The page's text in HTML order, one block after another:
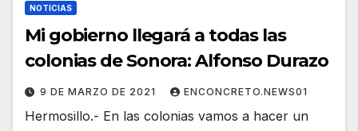
NOTICIAS
Mi gobierno llegará a todas las
colonias de Sonora: Alfonso Durazo
9 DE MARZO DE 2021 ENCONCRETO.NEWS01
Hermosillo.- En las colonias vamos a hacer un